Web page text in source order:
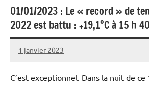
01/01/2023 : Le « record » de
2022 est battu : +19,1°C à 15 h
1 janvier 2023
Patrice
C’est exceptionnel. Dans la nuit de